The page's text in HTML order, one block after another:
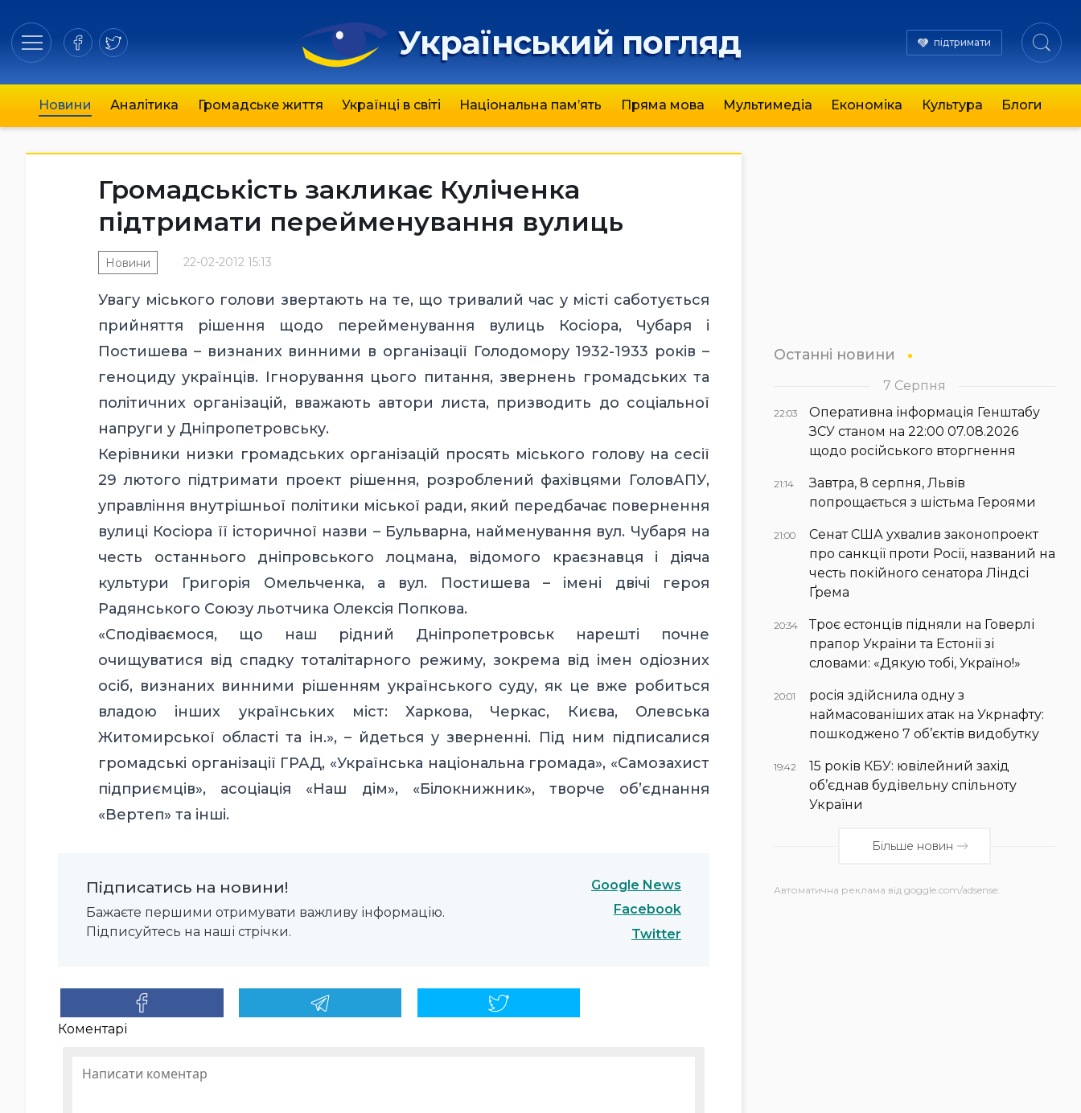
Український погляд підтримати
Новини Аналітика Громадське життя Українці в світі Національна пам’ять Пряма мова Мультимедіа Економіка Культура Блоги
Громадськість закликає Куліченка
підтримати перейменування вулиць
22-02-2012 15:13
Новини
Увагу міського голови звертають на те, що тривалий час у місті саботується
прийняття рішення щодо перейменування вулиць Косіора, Чубаря і
Постишева – визнаних винними в організації Голодомору 1932-1933 років –
геноциду українців. Ігнорування цього питання, звернень громадських та
політичних організацій, вважають автори листа, призводить до соціальної
напруги у Дніпропетровську.
Керівники низки громадських організацій просять міського голову на сесії
29 лютого підтримати проект рішення, розроблений фахівцями ГоловАПУ,
управління внутрішньої політики міської ради, який передбачає повернення
вулиці Косіора її історичної назви – Бульварна, найменування вул. Чубаря на
честь останнього дніпровського лоцмана, відомого краєзнавця і діяча
культури Григорія Омельченка, а вул. Постишева – імені двічі героя
Радянського Союзу льотчика Олексія Попкова.
«Сподіваємося, що наш рідний Дніпропетровськ нарешті почне
очищуватися від спадку тоталітарного режиму, зокрема від імен одіозних
осіб, визнаних винними рішенням українського суду, як це вже робиться
владою інших українських міст: Харкова, Черкас, Києва, Олевська
Житомирської області та ін.», – йдеться у зверненні. Під ним підписалися
громадські організації ГРАД, «Українська національна громада», «Самозахист
підприємців», асоціація «Наш дім», «Білокнижник», творче об’єднання
«Вертеп» та інші.
Підписатись на новини!
Бажаєте першими отримувати важливу інформацію.
Підписуйтесь на наші стрічки.
Google News
Facebook
Twitter
Коментарі
Останні новини
7 Серпня
22:03
Оперативна інформація Генштабу
ЗСУ станом на 22:00 07.08.2026
щодо російського вторгнення
21:14
Завтра, 8 серпня, Львів
попрощається з шістьма Героями
21:00
Сенат США ухвалив законопроект
про санкції проти Росії, названий на
честь покійного сенатора Ліндсі
Ґрема
20:34
Троє естонців підняли на Говерлі
прапор України та Естонії зі
словами: «Дякую тобі, Україно!»
20:01
росія здійснила одну з
наймасованіших атак на Укрнафту:
пошкоджено 7 об’єктів видобутку
19:42
15 років КБУ: ювілейний захід
об’єднав будівельну спільноту
України
Більше новин
Автоматична реклама від goggle.com/adsense: